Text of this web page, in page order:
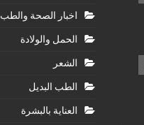
اخبار الصحة والطب
الحمل والولادة
الشعر
الطب البديل
العناية بالبشرة